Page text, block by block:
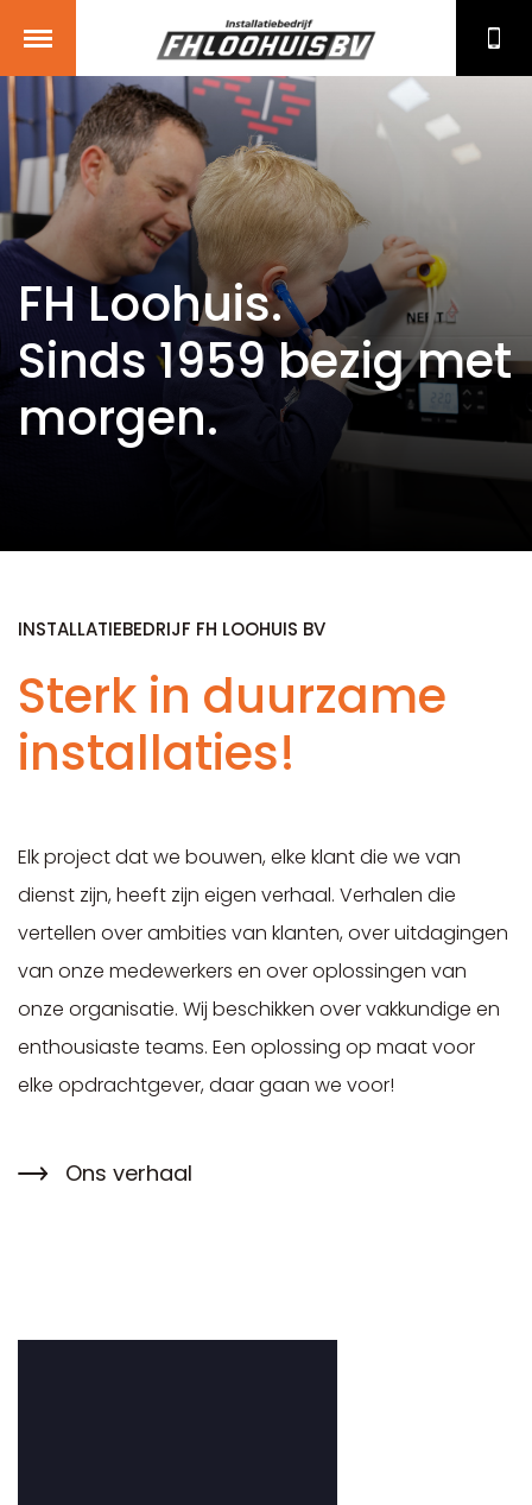
FH Loohuis.
Sinds 1959 bezig met
morgen.
INSTALLATIEBEDRIJF FH LOOHUIS BV
Sterk in duurzame
installaties!
Elk project dat we bouwen, elke klant die we van
dienst zijn, heeft zijn eigen verhaal. Verhalen die
vertellen over ambities van klanten, over uitdagingen
van onze medewerkers en over oplossingen van
onze organisatie. Wij beschikken over vakkundige en
enthousiaste teams. Een oplossing op maat voor
elke opdrachtgever, daar gaan we voor!
Ons verhaal